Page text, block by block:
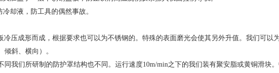
却液，防工具的偶然事故。
冷压成形而成，根据要求也可以为不锈钢的。特殊的表面磨光会使其另外升值。我们可以
倾斜、横向）。
同我们所研制的防护罩结构也不同。运行速度10m/min之下的我们装有聚安脂或黄铜滑块